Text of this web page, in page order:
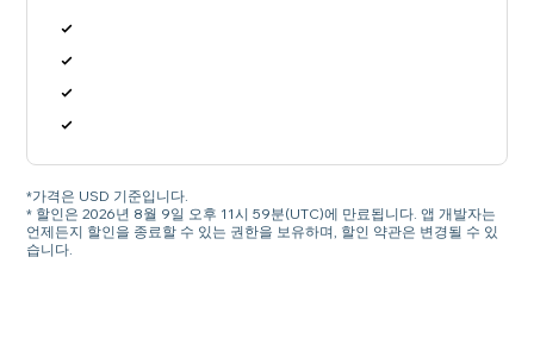
*가격은 USD 기준입니다.
* 할인은 2026년 8월 9일 오후 11시 59분(UTC)에 만료됩니다. 앱 개발자는
언제든지 할인을 종료할 수 있는 권한을 보유하며, 할인 약관은 변경될 수 있
습니다.